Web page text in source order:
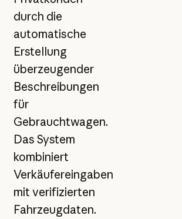
durch die
automatische
Erstellung
überzeugender
Beschreibungen
für
Gebrauchtwagen.
Das System
kombiniert
Verkäufereingaben
mit verifizierten
Fahrzeugdaten.